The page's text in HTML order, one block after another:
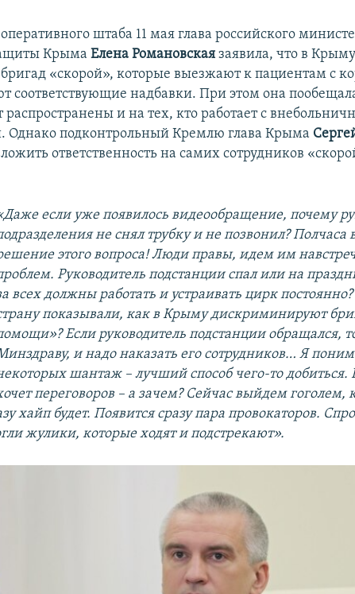
штаба 11 мая глава российского
КрымаЕлена Романовская заявила, что в
бригад «скорой», которые выезжают к пациентам с
соответствующие надбавки. При этом она
распространены и на тех, кто работает с
Однако подконтрольный Кремлю глава Крыма
ответственность на самих сотрудников
если уже появилось видеообращение, почему
не снял трубку и не позвонил? Полчаса
этого вопроса! Люди правы, идем им
Руководитель подстанции спал или на
всех должны работать и устраивать цирк
показывали, как в Крыму дискриминируют
Если руководитель подстанции обращался,
и надо наказать его сотрудников… Я
шантаж – лучший способ чего-то добиться.
переговоров – а зачем? Сейчас выйдем гоголем,
хайп будет. Появится сразу пара провокаторов.
жулики, которые ходят и подстрекают».